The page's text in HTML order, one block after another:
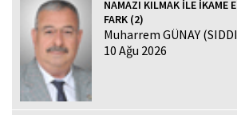
NAMAZI KILMAK İLE İKAME
FARK (2)
Muharrem GÜNAY
10 Ağu 2026